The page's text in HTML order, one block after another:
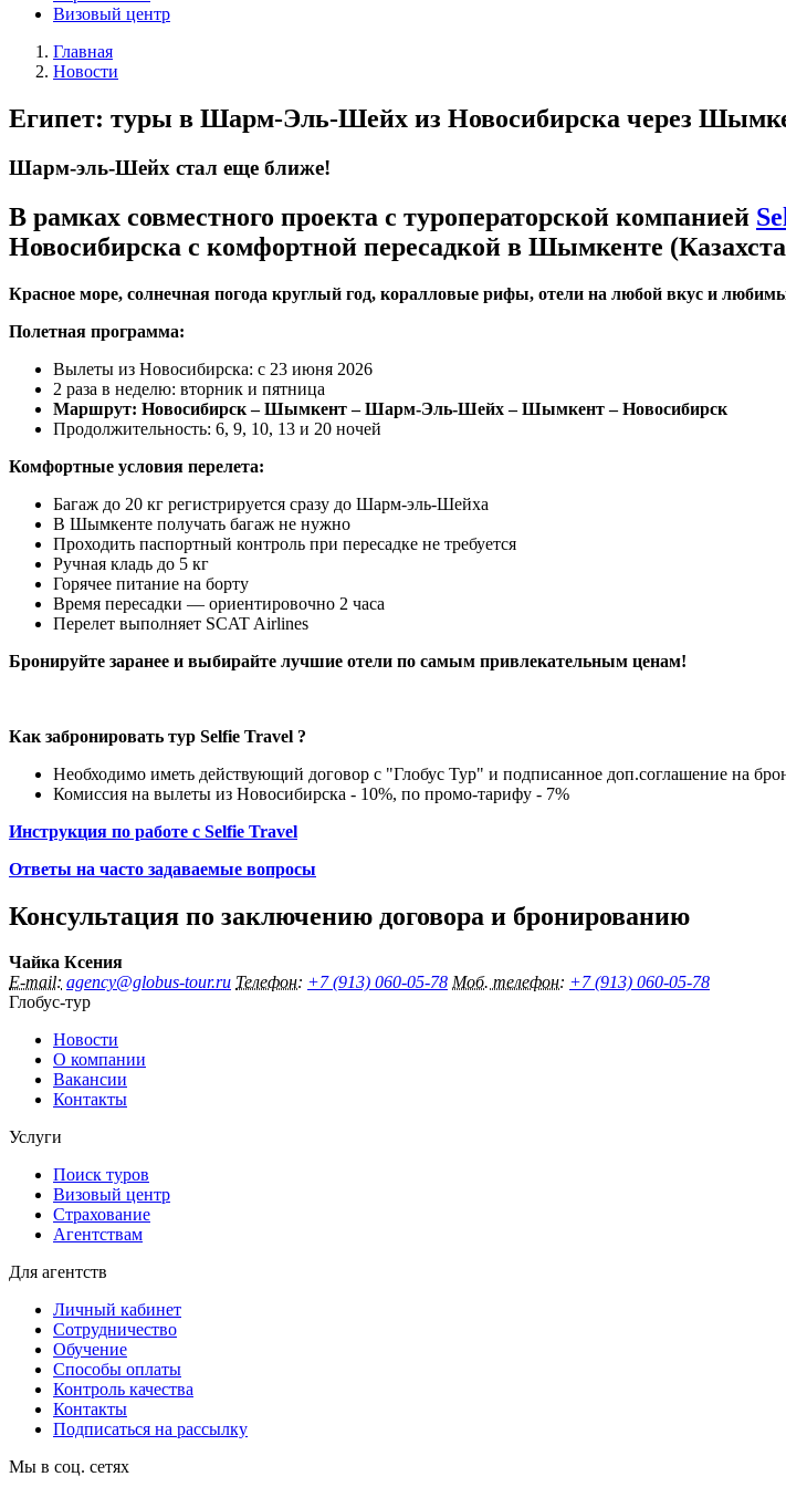
Визовый центр
Главная
Новости
Египет: туры в Шарм-Эль-Шейх из Новосибирска через
Шарм-эль-Шейх стал еще ближе!
В рамках совместного проекта с туроператорской компанией
Новосибирска с комфортной пересадкой в Шымкенте
Красное море, солнечная погода круглый год, коралловые рифы, отели на любой вкус и
Полетная программа:
Вылеты из Новосибирска: с 23 июня 2026
2 раза в неделю: вторник и пятница
Маршрут: Новосибирск – Шымкент – Шарм-Эль-Шейх – Шымкент – Новосибирск
Продолжительность: 6, 9, 10, 13 и 20 ночей
Комфортные условия перелета:
Багаж до 20 кг регистрируется сразу до Шарм-эль-Шейха
В Шымкенте получать багаж не нужно
Проходить паспортный контроль при пересадке не требуется
Ручная кладь до 5 кг
Горячее питание на борту
Время пересадки — ориентировочно 2 часа
Перелет выполняет SCAT Airlines
Бронируйте заранее и выбирайте лучшие отели по самым привлекательным ценам!
Как забронировать тур Selfie Travel ?
Необходимо иметь действующий договор с "Глобус Тур" и подписанное доп.соглашение на
Комиссия на вылеты из Новосибирска - 10%, по промо-тарифу - 7%
Инструкция по работе с Selfie Travel
Ответы на часто задаваемые вопросы
Консультация по заключению договора и бронированию
Чайка Ксения
E-mail: agency@globus-tour.ru Телефон: +7 (913) 060-05-78 Моб. телефон: +7 (913) 060-05-78
Глобус-тур
Новости
О компании
Вакансии
Контакты
Услуги
Поиск туров
Визовый центр
Страхование
Агентствам
Для агентств
Личный кабинет
Сотрудничество
Обучение
Способы оплаты
Контроль качества
Контакты
Подписаться на рассылку
Мы в соц. сетях